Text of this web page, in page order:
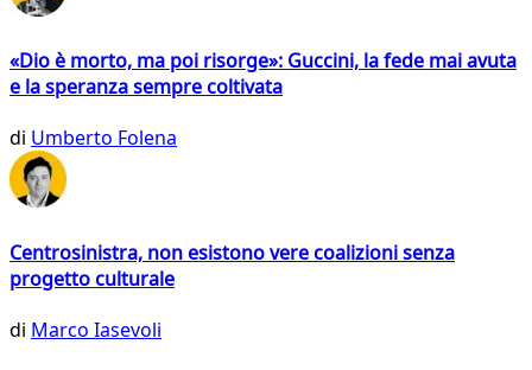
«Dio è morto, ma poi risorge»: Guccini, la fede mai avuta
e la speranza sempre coltivata
di Umberto Folena
Centrosinistra, non esistono vere coalizioni senza
progetto culturale
di Marco Iasevoli